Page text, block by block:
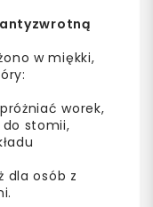
w miękki,
worek,
stomii,
dla osób z